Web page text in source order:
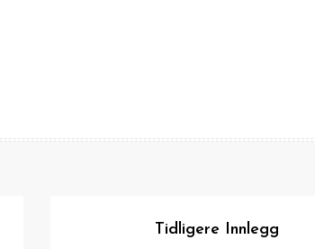
Tidligere Innlegg